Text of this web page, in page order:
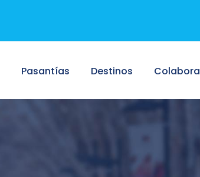
Pasantías Destinos Colabora